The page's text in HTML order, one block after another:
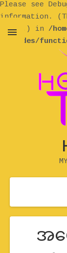
Please see
information.
6.7.0.) in /
includes/
အဖ